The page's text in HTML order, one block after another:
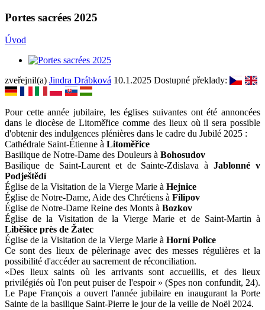
Portes sacrées 2025
Úvod
zveřejnil(a) Jindra Drábková 10.1.2025 Dostupné překlady:
Pour cette année jubilaire, les églises suivantes ont été annoncées
dans le diocèse de Litoměřice comme des lieux où il sera possible
d'obtenir des indulgences plénières dans le cadre du Jubilé 2025 :
Cathédrale Saint-Étienne à Litoměřice
Basilique de Notre-Dame des Douleurs à Bohosudov
Basilique de Saint-Laurent et de Sainte-Zdislava àJablonné v
Podještědí
Église de la Visitation de la Vierge Marie à Hejnice
Église de Notre-Dame, Aide des Chrétiens à Filipov
Église de Notre-Dame Reine des Monts à Bozkov
Église de la Visitation de la Vierge Marie et de Saint-Martin à
Liběšice près de Žatec
Église de la Visitation de la Vierge Marie à Horní Police
Ce sont des lieux de pèlerinage avec des messes régulières et la
possibilité d'accéder au sacrement de réconciliation.
«Des lieux saints où les arrivants sont accueillis, et des lieux
privilégiés où l'on peut puiser de l'espoir » (Spes non confundit, 24).
Le Pape François a ouvert l'année jubilaire en inaugurant la Porte
Sainte de la basilique Saint-Pierre le jour de la veille de Noël 2024.